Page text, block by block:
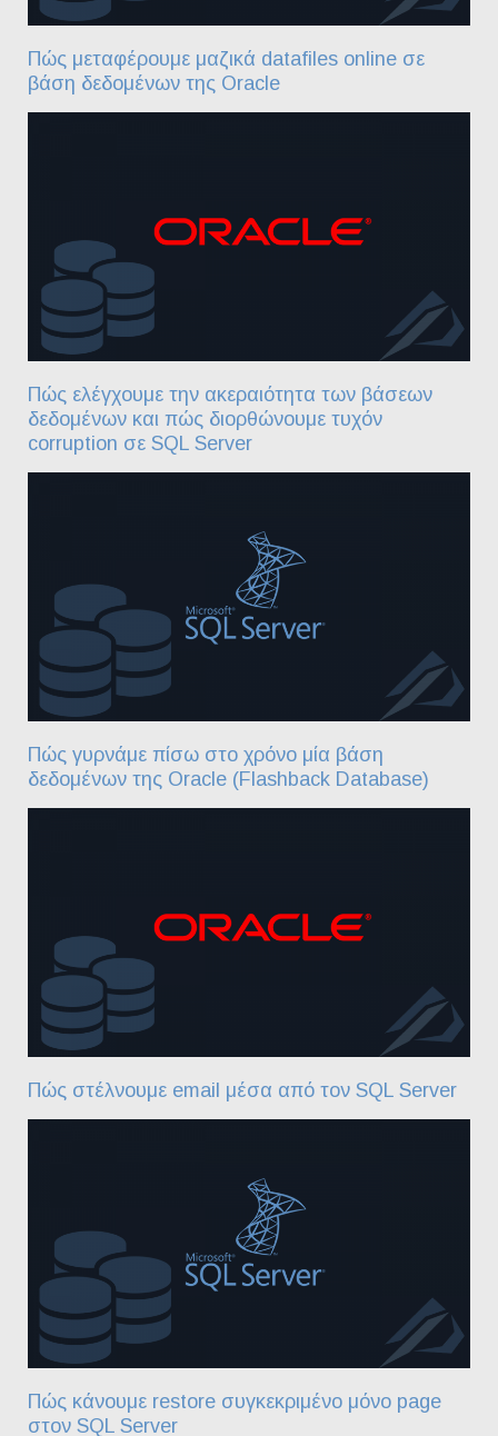
Πώς μεταφέρουμε μαζικά datafiles online σε
βάση δεδομένων της Oracle
Πώς ελέγχουμε την ακεραιότητα των βάσεων
δεδομένων και πώς διορθώνουμε τυχόν
corruption σε SQL Server
Πώς γυρνάμε πίσω στο χρόνο μία βάση
δεδομένων της Oracle (Flashback Database)
Πώς στέλνουμε email μέσα από τον SQL Server
Πώς κάνουμε restore συγκεκριμένο μόνο page
στον SQL Server